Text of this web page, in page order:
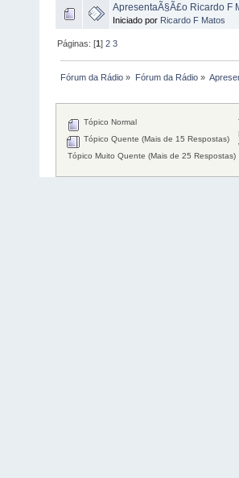
ApresentaÃ§Ã£o Ricardo F
Iniciado por Ricardo F Matos
Páginas: [1]2 3
Fórum da Rádio » Fórum da Rádio»
Tópico Normal
Tópico Quente (Mais de 15 Respostas)
Tópico Muito Quente (Mais de 25 Respostas)